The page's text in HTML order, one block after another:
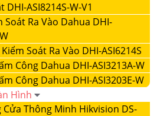
ASI8214S-W-V1
Soát Ra Vào Dahua DHI-
Soát Ra Vào DHI-ASI6214S
Công Dahua DHI-ASI3213A-W
Công Dahua DHI-ASI3203E-W
Hình
Cửa Thông Minh Hikvision DS-